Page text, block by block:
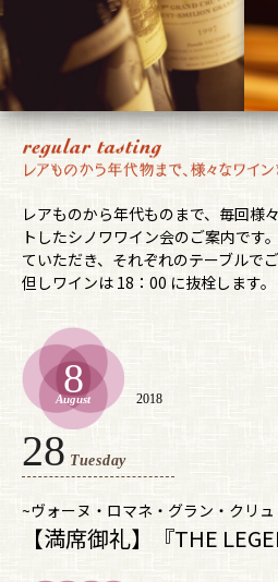
レアものから年代ものまで、毎回様
トしたシノワワイン会のご案内です
ていただき、それぞれのテーブルで
但しワインは 18：00 に抜栓します。
8
August 2018
28 Tuesday
~ヴォーヌ・ロマネ・グラン・クリ
【満席御礼】『THE